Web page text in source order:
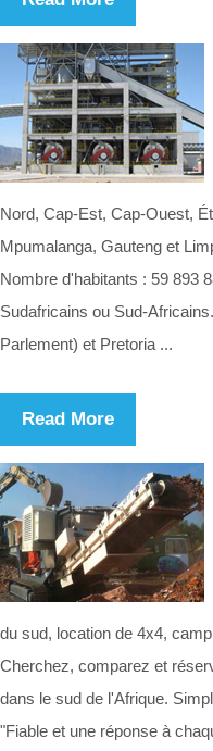
Nord, Cap-Est, Cap-Ouest,
Mpumalanga, Gauteng et
Nombre d'habitants : 59 893
Sudafricains ou Sud-
Parlement) et Pretoria ...
Read More
du sud, location de 4x4,
Cherchez, comparez et
dans le sud de l'Afrique.
"Fiable et une réponse à